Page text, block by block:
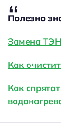
Полезно
Замена
Как
Как